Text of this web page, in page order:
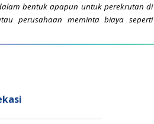
bentuk apapun untuk perekrutan di
perusahaan meminta biaya seperti